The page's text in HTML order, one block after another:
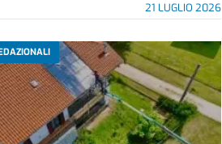
21 LUGLIO 2026